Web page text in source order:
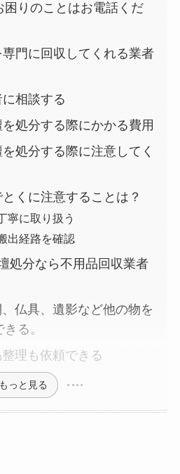
困りのことはお電話くだ
門に回収してくれる業者
相談する
処分する際にかかる費用
処分する際に注意してく
くに注意することは？
寧に取り扱う
出経路を確認
処分なら不用品回収業者
仏具、遺影など他の物を
る。
理も依頼できる
もっと見る